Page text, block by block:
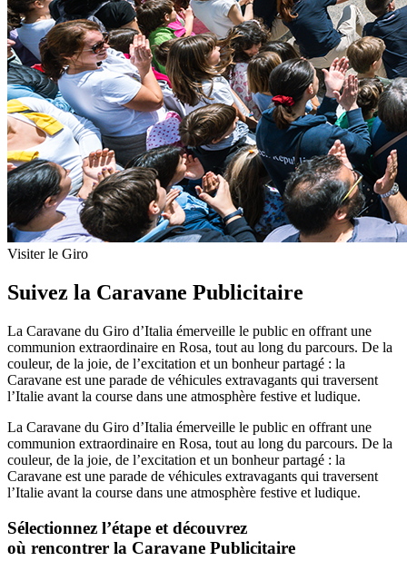
Visiter le Giro
Suivez la Caravane Publicitaire
La Caravane du Giro d’Italia émerveille le public en offrant une
communion extraordinaire en Rosa, tout au long du parcours. De la
couleur, de la joie, de l’excitation et un bonheur partagé : la
Caravane est une parade de véhicules extravagants qui traversent
l’Italie avant la course dans une atmosphère festive et ludique.
La Caravane du Giro d’Italia émerveille le public en offrant une
communion extraordinaire en Rosa, tout au long du parcours. De la
couleur, de la joie, de l’excitation et un bonheur partagé : la
Caravane est une parade de véhicules extravagants qui traversent
l’Italie avant la course dans une atmosphère festive et ludique.
Sélectionnez l’étape et découvrez
où rencontrer la Caravane Publicitaire